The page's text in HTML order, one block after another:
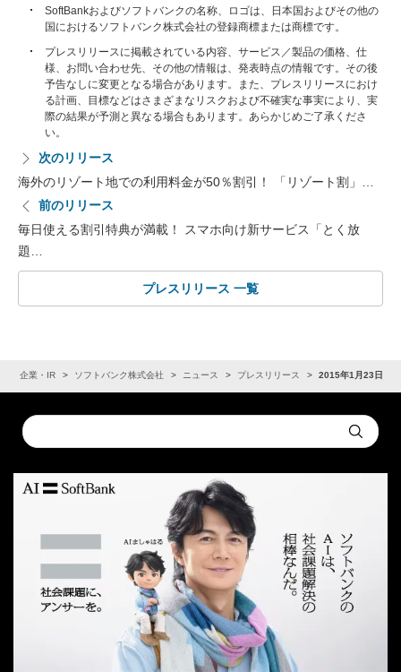
SoftBankおよびソフトバンクの名称、ロゴは、日本国およびその他の
国におけるソフトバンク株式会社の登録商標または商標です。
プレスリリースに掲載されている内容、サービス／製品の価格、仕
様、お問い合わせ先、その他の情報は、発表時点の情報です。その後
予告なしに変更となる場合があります。また、プレスリリースにおけ
る計画、目標などはさまざまなリスクおよび不確実な事実により、実
際の結果が予測と異なる場合もあります。あらかじめご了承くださ
い。
次のリリース
海外のリゾート地での利用料金が50％割引！ 「リゾート割」…
前のリリース
毎日使える割引特典が満載！ スマホ向け新サービス「とく放
題…
プレスリリース 一覧
企業・IR ソフトバンク株式会社 ニュース プレスリリース 2015年1月23日
Conduct
a
Submit